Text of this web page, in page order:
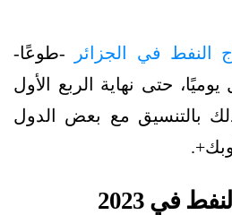
النفط في الجزائر
-طوعًا-
برميل يوميًا، حتى نهاية الربع الأول
بالتنسيق مع بعض الدول
في 2023